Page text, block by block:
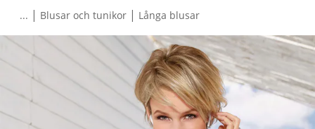
... | Blusar och tunikor | Långa blusar